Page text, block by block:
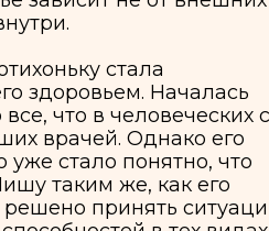
Началась
силах:
Однако его
что
как его
ситуацию,
в тех видах
с